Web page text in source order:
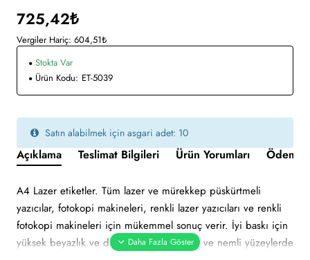
725,42₺
Vergiler Hariç: 604,51₺
Stokta Var
Ürün Kodu: ET-5039
Satın alabilmek için asgari adet: 10
Açıklama Teslimat Bilgileri Ürün Yorumları Ödeme
A4 Lazer etiketler. Tüm lazer ve mürekkep püskürtmeli
yazıcılar, fotokopi makineleri, renkli lazer yazıcıları ve renkli
fotokopi makineleri için mükemmel sonuç verir. İyi baskı için
yüksek beyazlık ve düzgün yüzey. Soğuk ve nemli yüzeylerde